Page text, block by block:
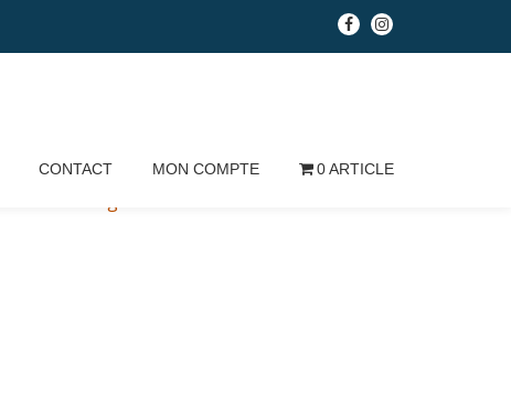
fa-
facebook
fa-
instagram
CONTACT MON COMPTE 0 ARTICLE